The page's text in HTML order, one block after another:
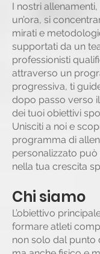
I nostri
un’ora, si
mirati e
supportati da un
professionisti
attraverso un
progressiva, ti
dopo passo verso
dei tuoi obiettivi
Unisciti a noi e
programma di
personalizzato può
nella tua crescita
Chi siamo
L’obiettivo
formare atleti
non solo dal punto